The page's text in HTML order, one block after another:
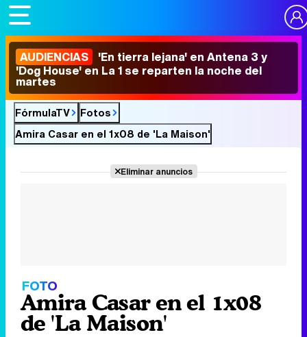
AUDIENCIAS 'En tierra lejana' en Antena 3 y
'Dog House' en La 1 se reparten la noche del
martes
FórmulaTV
Fotos
Amira Casar en el 1x08 de 'La Maison'
Eliminar anuncios
FOTO
Amira Casar en el 1x08
de 'La Maison'